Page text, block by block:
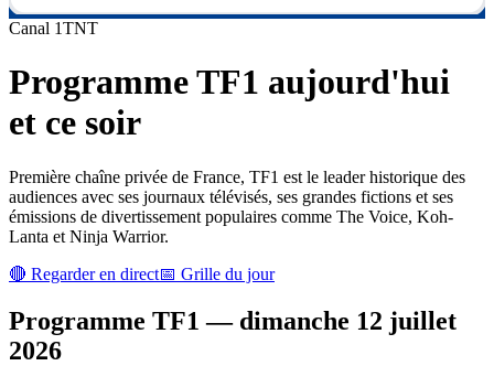
Canal 1TNT
ProgrammeTF1 aujourd'hui
et ce soir
Première chaîne privée de France, TF1 est le leader historique des
audiences avec ses journaux télévisés, ses grandes fictions et ses
émissions de divertissement populaires comme The Voice, Koh-
Lanta et Ninja Warrior.
🔴 Regarder en direct📅 Grille du jour
Programme TF1 — dimanche 12 juillet
2026